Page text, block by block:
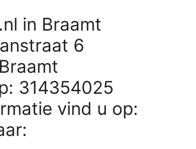
in Braamt
6
314354025
vind u op: